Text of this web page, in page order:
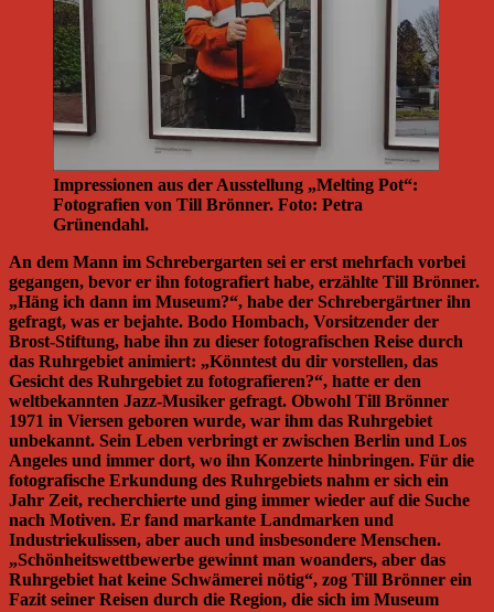
Impressionen aus der Ausstellung „Melting Pot“:
Fotografien von Till Brönner. Foto: Petra
Grünendahl.
An dem Mann im Schrebergarten sei er erst mehrfach vorbei
gegangen, bevor er ihn fotografiert habe, erzählte Till Brönner.
„Häng ich dann im Museum?“, habe der Schrebergärtner ihn
gefragt, was er bejahte. Bodo Hombach, Vorsitzender der
Brost-Stiftung, habe ihn zu dieser fotografischen Reise durch
das Ruhrgebiet animiert: „Könntest du dir vorstellen, das
Gesicht des Ruhrgebiet zu fotografieren?“, hatte er den
weltbekannten Jazz-Musiker gefragt. Obwohl Till Brönner
1971 in Viersen geboren wurde, war ihm das Ruhrgebiet
unbekannt. Sein Leben verbringt er zwischen Berlin und Los
Angeles und immer dort, wo ihn Konzerte hinbringen. Für die
fotografische Erkundung des Ruhrgebiets nahm er sich ein
Jahr Zeit, recherchierte und ging immer wieder auf die Suche
nach Motiven. Er fand markante Landmarken und
Industriekulissen, aber auch und insbesondere Menschen.
„Schönheitswettbewerbe gewinnt man woanders, aber das
Ruhrgebiet hat keine Schwämerei nötig“, zog Till Brönner ein
Fazit seiner Reisen durch die Region, die sich im Museum